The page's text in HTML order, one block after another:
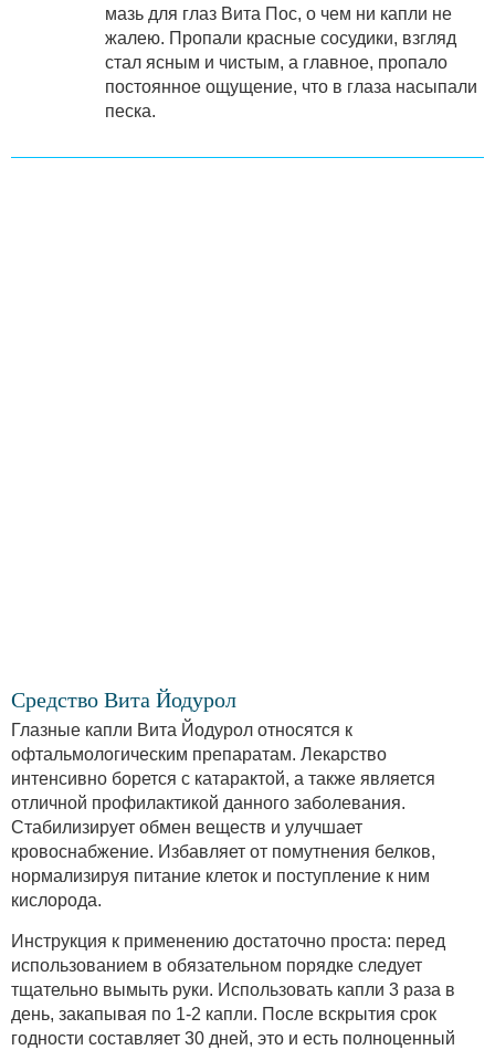
мазь для глаз Вита Пос, о чем ни капли не
жалею. Пропали красные сосудики, взгляд
стал ясным и чистым, а главное, пропало
постоянное ощущение, что в глаза насыпали
песка.
Средство Вита Йодурол
Глазные капли Вита Йодурол относятся к
офтальмологическим препаратам. Лекарство
интенсивно борется с катарактой, а также является
отличной профилактикой данного заболевания.
Стабилизирует обмен веществ и улучшает
кровоснабжение. Избавляет от помутнения белков,
нормализируя питание клеток и поступление к ним
кислорода.
Инструкция к применению достаточно проста: перед
использованием в обязательном порядке следует
тщательно вымыть руки. Использовать капли 3 раза в
день, закапывая по 1-2 капли. После вскрытия срок
годности составляет 30 дней, это и есть полноценный